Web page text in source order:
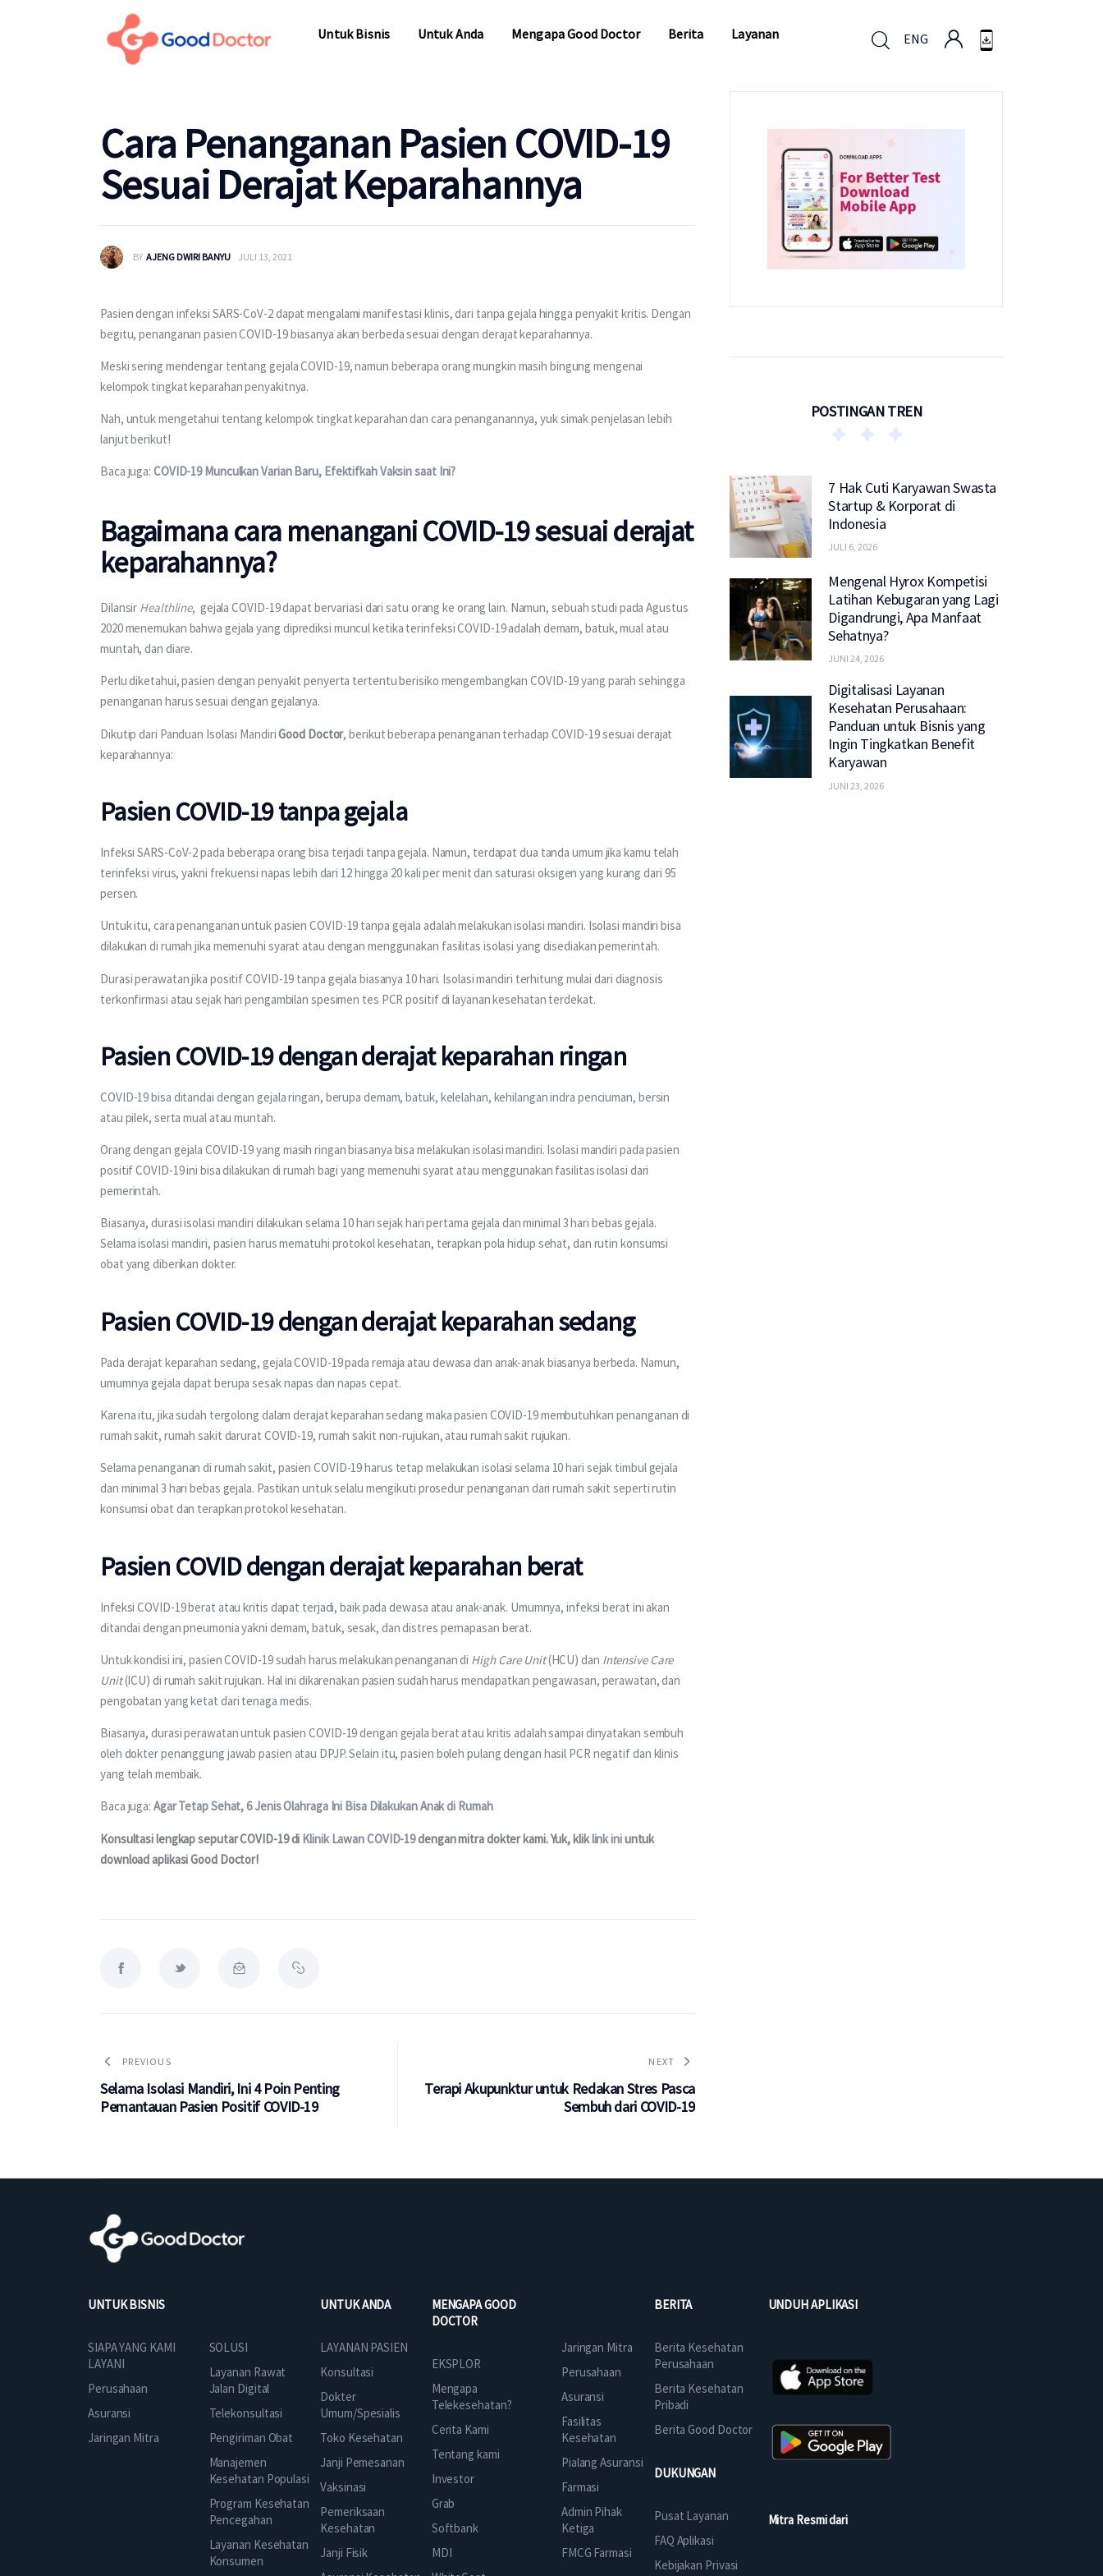
Untuk Bisnis Untuk Anda Mengapa Good Doctor Berita Layanan ENG
Untuk Bisnis
Layanan
Cara Penanganan Pasien COVID-19
Sesuai Derajat Keparahannya
BY AJENG DWIRI BANYU JULI 13, 2021
Pasien dengan infeksi SARS-CoV-2 dapat mengalami manifestasi klinis, dari tanpa gejala hingga penyakit kritis. Dengan
begitu, penanganan pasien COVID-19 biasanya akan berbeda sesuai dengan derajat keparahannya.
Meski sering mendengar tentang gejala COVID-19, namun beberapa orang mungkin masih bingung mengenai
kelompok tingkat keparahan penyakitnya.
Nah, untuk mengetahui tentang kelompok tingkat keparahan dan cara penanganannya, yuk simak penjelasan lebih
lanjut berikut!
Baca juga: COVID-19 Munculkan Varian Baru, Efektifkah Vaksin saat Ini?
Bagaimana cara menangani COVID-19 sesuai derajat
keparahannya?
Dilansir Healthline,  gejala COVID-19 dapat bervariasi dari satu orang ke orang lain. Namun, sebuah studi pada Agustus
2020 menemukan bahwa gejala yang diprediksi muncul ketika terinfeksi COVID-19 adalah demam, batuk, mual atau
muntah, dan diare.
Perlu diketahui, pasien dengan penyakit penyerta tertentu berisiko mengembangkan COVID-19 yang parah sehingga
penanganan harus sesuai dengan gejalanya.
Dikutip dari Panduan Isolasi Mandiri Good Doctor, berikut beberapa penanganan terhadap COVID-19 sesuai derajat
keparahannya:
Pasien COVID-19 tanpa gejala
Infeksi SARS-CoV-2 pada beberapa orang bisa terjadi tanpa gejala. Namun, terdapat dua tanda umum jika kamu telah
terinfeksi virus, yakni frekuensi napas lebih dari 12 hingga 20 kali per menit dan saturasi oksigen yang kurang dari 95
persen.
Untuk itu, cara penanganan untuk pasien COVID-19 tanpa gejala adalah melakukan isolasi mandiri. Isolasi mandiri bisa
dilakukan di rumah jika memenuhi syarat atau dengan menggunakan fasilitas isolasi yang disediakan pemerintah.
Durasi perawatan jika positif COVID-19 tanpa gejala biasanya 10 hari. Isolasi mandiri terhitung mulai dari diagnosis
terkonfirmasi atau sejak hari pengambilan spesimen tes PCR positif di layanan kesehatan terdekat.
Pasien COVID-19 dengan derajat keparahan ringan
COVID-19 bisa ditandai dengan gejala ringan, berupa demam, batuk, kelelahan, kehilangan indra penciuman, bersin
atau pilek, serta mual atau muntah.
Orang dengan gejala COVID-19 yang masih ringan biasanya bisa melakukan isolasi mandiri. Isolasi mandiri pada pasien
positif COVID-19 ini bisa dilakukan di rumah bagi yang memenuhi syarat atau menggunakan fasilitas isolasi dari
pemerintah.
Biasanya, durasi isolasi mandiri dilakukan selama 10 hari sejak hari pertama gejala dan minimal 3 hari bebas gejala.
Selama isolasi mandiri, pasien harus mematuhi protokol kesehatan, terapkan pola hidup sehat, dan rutin konsumsi
obat yang diberikan dokter.
Pasien COVID-19 dengan derajat keparahan sedang
Pada derajat keparahan sedang, gejala COVID-19 pada remaja atau dewasa dan anak-anak biasanya berbeda. Namun,
umumnya gejala dapat berupa sesak napas dan napas cepat.
Karena itu, jika sudah tergolong dalam derajat keparahan sedang maka pasien COVID-19 membutuhkan penanganan di
rumah sakit, rumah sakit darurat COVID-19, rumah sakit non-rujukan, atau rumah sakit rujukan.
Selama penanganan di rumah sakit, pasien COVID-19 harus tetap melakukan isolasi selama 10 hari sejak timbul gejala
dan minimal 3 hari bebas gejala. Pastikan untuk selalu mengikuti prosedur penanganan dari rumah sakit seperti rutin
konsumsi obat dan terapkan protokol kesehatan.
Pasien COVID dengan derajat keparahan berat
Infeksi COVID-19 berat atau kritis dapat terjadi, baik pada dewasa atau anak-anak. Umumnya, infeksi berat ini akan
ditandai dengan pneumonia yakni demam, batuk, sesak, dan distres pernapasan berat.
Untuk kondisi ini, pasien COVID-19 sudah harus melakukan penanganan di High Care Unit (HCU) dan Intensive Care
Unit (ICU) di rumah sakit rujukan. Hal ini dikarenakan pasien sudah harus mendapatkan pengawasan, perawatan, dan
pengobatan yang ketat dari tenaga medis.
Biasanya, durasi perawatan untuk pasien COVID-19 dengan gejala berat atau kritis adalah sampai dinyatakan sembuh
oleh dokter penanggung jawab pasien atau DPJP. Selain itu, pasien boleh pulang dengan hasil PCR negatif dan klinis
yang telah membaik.
Baca juga: Agar Tetap Sehat, 6 Jenis Olahraga Ini Bisa Dilakukan Anak di Rumah
Konsultasi lengkap seputar COVID-19 di Klinik Lawan COVID-19 dengan mitra dokter kami. Yuk, klik link ini untuk
download aplikasi Good Doctor!
PREVIOUS
Selama Isolasi Mandiri, Ini 4 Poin Penting
Pemantauan Pasien Positif COVID-19
NEXT
Terapi Akupunktur untuk Redakan Stres Pasca
Sembuh dari COVID-19
POSTINGAN TREN
7 Hak Cuti Karyawan Swasta
Startup & Korporat di
Indonesia
JULI 6, 2026
Mengenal Hyrox Kompetisi
Latihan Kebugaran yang Lagi
Digandrungi, Apa Manfaat
Sehatnya?
JUNI 24, 2026
Digitalisasi Layanan
Kesehatan Perusahaan:
Panduan untuk Bisnis yang
Ingin Tingkatkan Benefit
Karyawan
JUNI 23, 2026
UNTUK BISNIS
SIAPA YANG KAMI
LAYANI
Perusahaan
Asuransi
Jaringan Mitra
SOLUSI
Layanan Rawat
Jalan Digital
Telekonsultasi
Pengiriman Obat
Manajemen
Kesehatan Populasi
Program Kesehatan
Pencegahan
Layanan Kesehatan
Konsumen
UNTUK ANDA
LAYANAN PASIEN
Konsultasi
Dokter
Umum/Spesialis
Toko Kesehatan
Janji Pemesanan
Vaksinasi
Pemeriksaan
Kesehatan
Janji Fisik
MENGAPA GOOD
DOCTOR
EKSPLOR
Mengapa
Telekesehatan?
Cerita Kami
Tentang kami
Investor
Grab
Softbank
MDI
Jaringan Mitra
Perusahaan
Asuransi
Fasilitas
Kesehatan
Pialang Asuransi
Farmasi
Admin Pihak
Ketiga
FMCG Farmasi
BERITA
Berita Kesehatan
Perusahaan
Berita Kesehatan
Pribadi
Berita Good Doctor
DUKUNGAN
Pusat Layanan
FAQ Aplikasi
Kebijakan Privasi
UNDUH APLIKASI
Mitra Resmi dari